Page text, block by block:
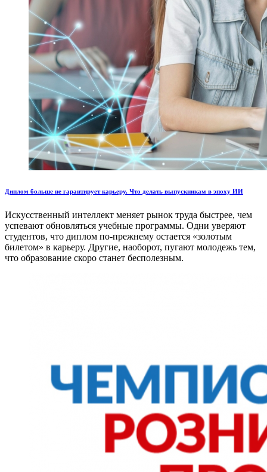
Диплом больше не гарантирует карьеру. Что делать выпускникам в эпоху ИИ
Искусственный интеллект меняет рынок труда быстрее, чем
успевают обновляться учебные программы. Одни уверяют
студентов, что диплом по-прежнему остается «золотым
билетом» в карьеру. Другие, наоборот, пугают молодежь тем,
что образование скоро станет бесполезным.